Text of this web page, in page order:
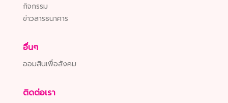
กิจกรรม
ข่าวสารธนาคาร
อื่นๆ
ออมสินเพื่อสังคม
ติดต่อเรา